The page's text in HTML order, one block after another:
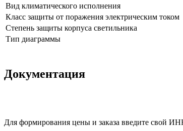
Вид климатического исполнения
Класс защиты от поражения электрическим
Степень защиты корпуса светильника
Тип диаграммы
Документация
Для формирования цены и заказа введите свой